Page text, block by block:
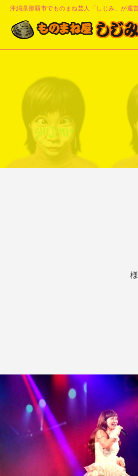
沖縄県那覇市でものまね芸人「しじみ」が運